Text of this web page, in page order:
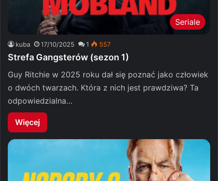
Seriale
kuba 17/10/2025 1 557
Strefa Gangsterów (sezon 1)
Guy Ritchie w 2025 roku dał się poznać jako człowiek
o dwóch twarzach. Która z nich jest prawdziwa? Ta
odpowiedzialna…
Więcej